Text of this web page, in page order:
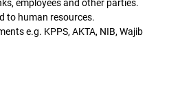
employees and other parties.
to human resources.
e.g. KPPS, AKTA, NIB, Wajib